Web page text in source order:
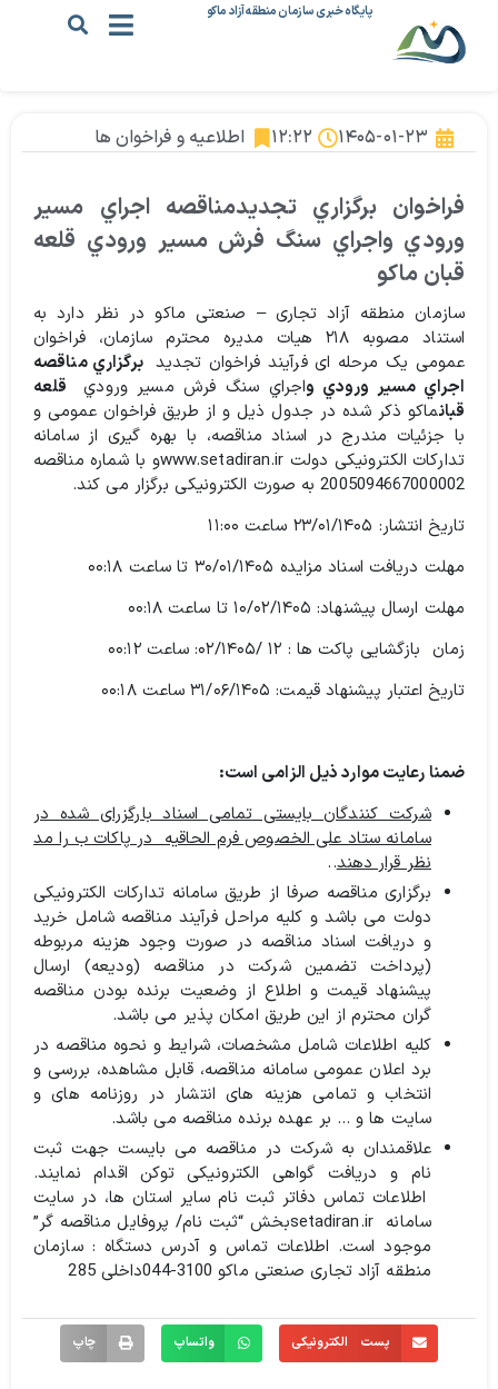
پایگاه خبری سازمان منطقه آزاد ماکو
۱۴۰۵-۰۱-۲۳ ۱۲:۲۲ اطلاعیه و فراخوان ها
فراخوان برگزاري تجدیدمناقصه اجراي مسير
ورودي واجراي سنگ فرش مسير ورودي قلعه
قبان ماكو
سازمان منطقه آزاد تجاری – صنعتی ماکو در نظر دارد به
استناد مصوبه ۲۱۸ هيات مديره محترم سازمان، فراخوان
عمومی یک مرحله ای فرآيند فراخوان تجدید برگزاري مناقصه
اجراي مسير ورودي واجراي سنگ فرش مسير ورودي
قلعه
قبانماكو ذکر شده در جدول ذیل و از طریق فراخوان عمومی و
با جزئیات مندرج در اسناد مناقصه، با بهره گیری از سامانه
تدارکات الکترونیکی دولت www.setadiran.irو با شماره مناقصه
2005094667000002 به صورت الکترونیکی برگزار می کند.
تاریخ انتشار: ۲۳/۰۱/۱۴۰۵ ساعت ۱۱:۰۰
مهلت دریافت اسناد مزایده ۳۰/۰۱/۱۴۰۵ تا ساعت ۰۰:۱۸
مهلت ارسال پیشنهاد: ۱۰/۰۲/۱۴۰۵ تا ساعت ۰۰:۱۸
زمان بازگشایی پاکت ها : ۱۲ /۰۲/۱۴۰۵: ساعت ۰۰:۱۲
تاریخ اعتبار پیشنهاد قیمت: ۳۱/۰۶/۱۴۰۵ ساعت ۰۰:۱۸
ضمنا رعایت موارد ذیل الزامی است:
شرکت کنندگان بایستی تمامی اسناد بارگزرای شده در
سامانه ستاد علی الخصوص فرم الحاقیه در پاکات ب را مد
نظر قرار دهند..
برگزاری مناقصه صرفا از طریق سامانه تدارکات الکترونیکی
دولت می باشد و کلیه مراحل فرآیند مناقصه شامل خرید
و دریافت اسناد مناقصه در صورت وجود هزینه مربوطه
(پرداخت تضمین شرکت در مناقصه (ودیعه) ارسال
پیشنهاد قیمت و اطلاع از وضعیت برنده بودن مناقصه
گران محترم از این طریق امکان پذیر می باشد.
کلیه اطلاعات شامل مشخصات، شرایط و نحوه مناقصه در
برد اعلان عمومی سامانه مناقصه، قابل مشاهده، بررسی و
انتخاب و تمامی هزینه های انتشار در روزنامه های و
سایت ها و … بر عهده برنده مناقصه می باشد.
علاقمندان به شرکت در مناقصه می بایست جهت ثبت
نام و دریافت گواهی الکترونیکی توکن اقدام نمایند.
اطلاعات تماس دفاتر ثبت نام سایر استان ها، در سایت
سامانه setadiran.irبخش “ثبت نام/ پروفایل مناقصه گر”
موجود است. اطلاعات تماس و آدرس دستگاه : سازمان
منطقه آزاد تجاری صنعتی ماکو 3100-044داخلی 285
پست الکترونیکی واتساپ چاپ